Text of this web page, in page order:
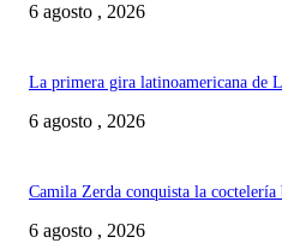
6 agosto , 2026
La primera gira latinoamericana de
6 agosto , 2026
Camila Zerda conquista la
6 agosto , 2026